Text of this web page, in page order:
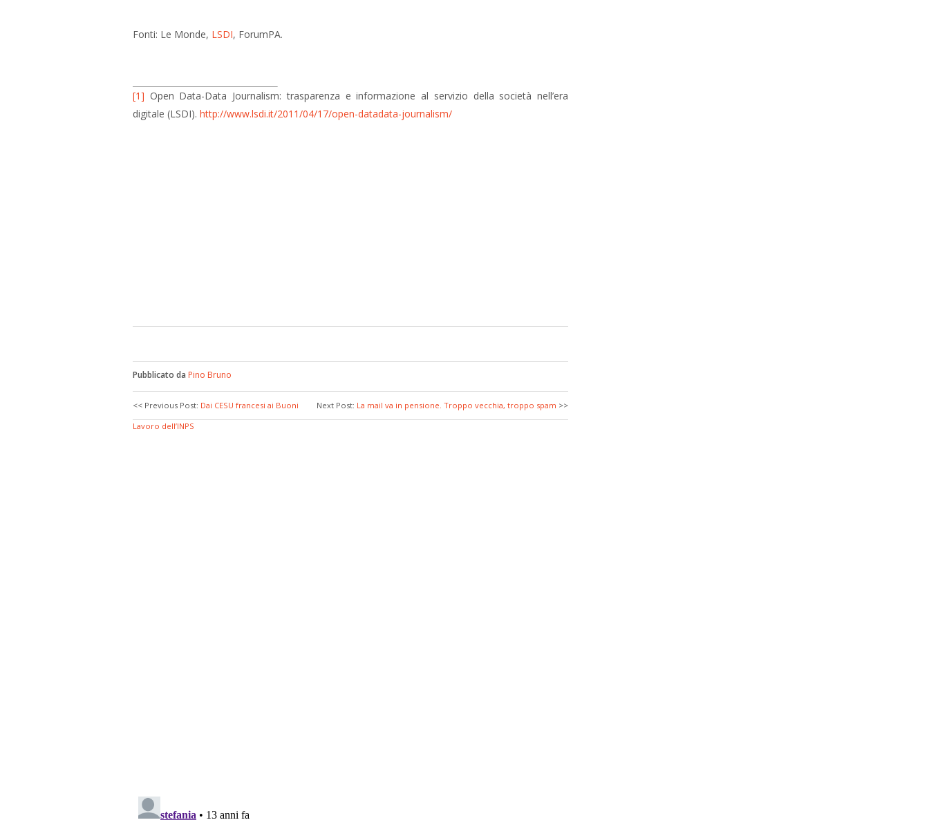
Fonti: Le Monde, LSDI, ForumPA.
[1] Open Data-Data Journalism: trasparenza e informazione al servizio della società nell’era
digitale (LSDI). http://www.lsdi.it/2011/04/17/open-datadata-journalism/
Pubblicato da Pino Bruno
Next Post: La mail va in pensione. Troppo vecchia, troppo spam >>
<< Previous Post: Dai CESU francesi ai Buoni
Lavoro dell’INPS